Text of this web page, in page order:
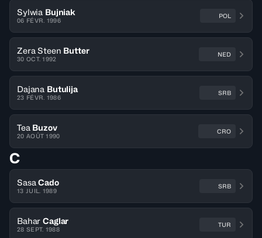
Sylwia Bujniak
06 FÉVR. 1996
POL
Zera Steen Butter
30 OCT. 1992
NED
Dajana Butulija
23 FÉVR. 1986
SRB
Tea Buzov
20 AOÛT 1990
CRO
C
Sasa Cado
13 JUIL. 1989
SRB
Bahar Caglar
28 SEPT. 1988
TUR